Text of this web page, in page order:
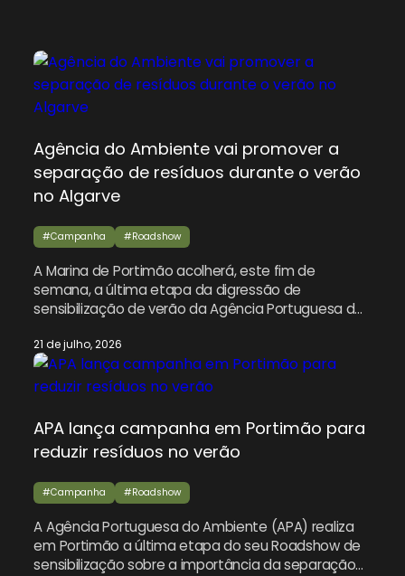
Agência do Ambiente vai promover a
separação de resíduos durante o verão
no Algarve
#Campanha #Roadshow
A Marina de Portimão acolherá, este fim de
semana, a última etapa da digressão de
sensibilização de verão da Agência Portuguesa do
interativa destinada a incentivar residentes e
visitantes a separar corretamente o lixo doméstico
durante os meses mais movimentados do ano.
«Vamos […]
21 de julho, 2026
APA lança campanha em Portimão para
reduzir resíduos no verão
#Campanha #Roadshow
A Agência Portuguesa do Ambiente (APA) realiza
em Portimão a última etapa do seu Roadshow de
sensibilização sobre a importância da separação